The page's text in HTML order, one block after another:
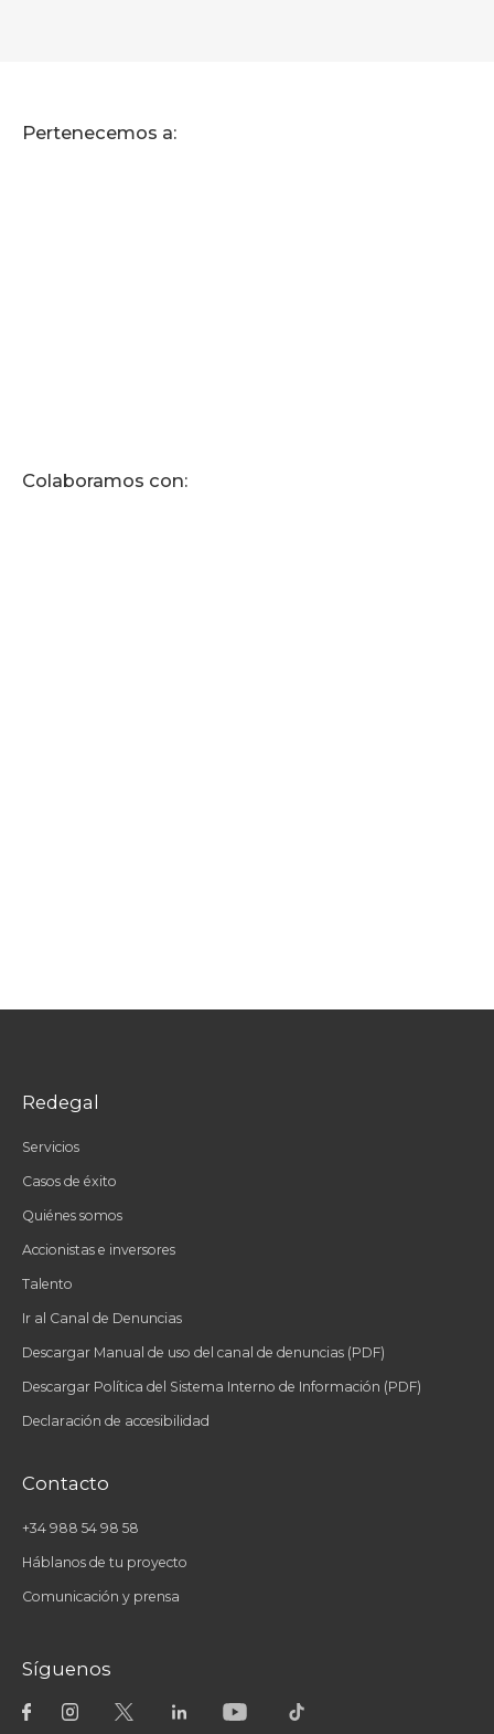
Pertenecemos a:
Colaboramos con:
Redegal
Servicios
Casos de éxito
Quiénes somos
Accionistas e inversores
Talento
Ir al Canal de Denuncias
Descargar Manual de uso del canal de denuncias (PDF)
Descargar Política del Sistema Interno de Información (PDF)
Declaración de accesibilidad
Contacto
+34 988 54 98 58
Háblanos de tu proyecto
Comunicación y prensa
Síguenos